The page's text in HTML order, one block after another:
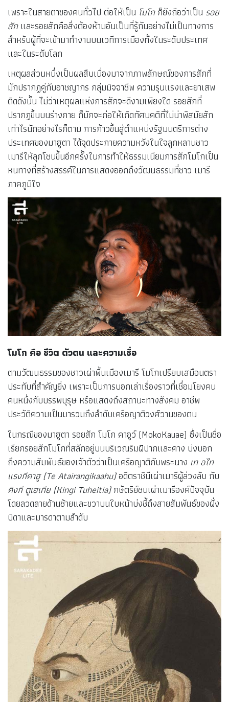
เพราะในสายตาของคนทั่วไป ต่อให้เป็น โมโกก็ยังถือว่าเป็น รอย
สักและรอยสักคือสิ่งต้องห้ามอันเป็นที่รู้กันอย่างไม่เป็นทางการ
สำหรับผู้ที่จะเข้ามาทำงานบนเวทีการเมืองทั้งในระดับประเทศ
และในระดับโลก
เหตุผลส่วนหนึ่งเป็นผลสืบเนื่องมาจากภาพลักษณ์ของการสักที่
มักปรากฏคู่กับอาชญากร กลุ่มมิจฉาชีพ ความรุนแรงและยาเสพ
ติดดังนั้น ไม่ว่าเหตุผลแห่งการสักจะดีงามเพียงใด รอยสักที่
ปรากฏขึ้นบนร่างกาย ก็มักจะก่อให้เกิดทัศนคติที่ไม่น่าพิสมัยสัก
เท่าไรนักอย่างไรก็ตาม การก้าวขึ้นสู่ตำแหน่งรัฐมนตรีการต่าง
ประเทศของมาฮูตา ได้จุดประกายความหวังในใจลูกหลานชาว
เมารีให้ลุกโชนขึ้นอีกครั้งในการทำให้ธรรมเนียมการสักโมโกเป็น
หนทางที่สร้างสรรค์ในการแสดงออกถึงวัฒนธรรมที่ชาว เมารี
ภาคภูมิใจ
โมโก คือ ชีวิต ตัวตน และความเชื่อ
ตามวัฒนธรรมของชาวเผ่าพื้นเมืองเมารี โมโกเปรียบเสมือนตรา
ประทับที่สำคัญยิ่ง เพราะเป็นการบอกเล่าเรื่องราวที่เชื่อมโยงคน
คนหนึ่งกับบรรพบุรุษ หรือแสดงถึงสถานะทางสังคม อาชีพ
ประวัติความเป็นมารวมถึงลำดับเครือญาติวงศ์วานของตน
ในกรณีของมาฮูตา รอยสัก โมโก คาอูว์ (MokoKauae) ซึ่งเป็นชื่อ
เรียกรอยสักโมโกที่สลักอยู่บนบริเวณริมฝีปากและคาง บ่งบอก
ถึงความสัมพันธ์ของเจัาตัวว่าเป็นเครือญาติกับพระนาง เท อไท
แรงกีคาฮู (Te Atairangikaahu)อดีตราชินีเผ่าเมารีผู้ล่วงลับ กับ
คิงกี ตูเฮเทีย (Kingi Tuheitia)กษัตริย์ชนเผ่าเมารีองค์ปัจจุบัน
โดยลวดลายด้านซ้ายและขวาบนใบหน้าบ่งชี้ถึงสายสัมพันธ์ของฝั่ง
บิดาและมารดาตามลำดับ